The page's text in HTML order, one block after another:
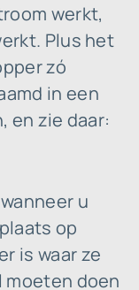
werkt,
Plus het
zó
in een
en zie daar:
u
op
is waar ze
moeten doen